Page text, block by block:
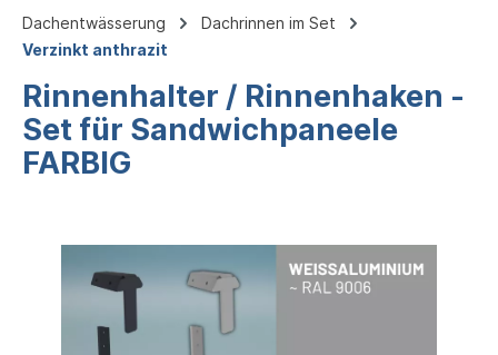
Dachentwässerung
Dachrinnen im Set
Verzinkt anthrazit
Rinnenhalter / Rinnenhaken -
Set für Sandwichpaneele
FARBIG